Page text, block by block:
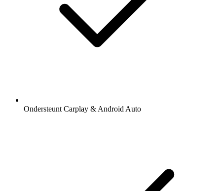
Ondersteunt Carplay & Android Auto